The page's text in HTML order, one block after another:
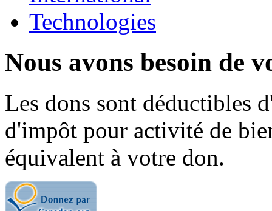
Technologies
Nous avons besoin de
Les dons sont déductibles
d'impôt pour activité de
équivalent à votre don.